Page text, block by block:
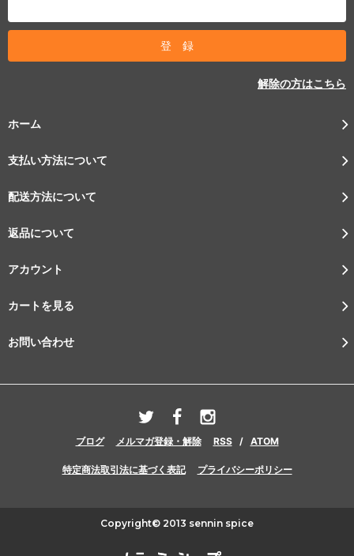
解除の方はこちら
ホーム
支払い方法について
配送方法について
返品について
アカウント
カートを見る
お問い合わせ
ブログ メルマガ登録・解除 RSS / ATOM
特定商法取引法に基づく表記 プライバシーポリシー
Copyright© 2013 sennin spice